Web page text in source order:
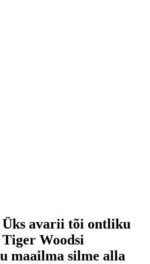
Üks avarii tõi ontliku
Woodsi
maailma silme alla